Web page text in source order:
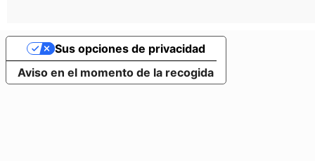
Aviso en el momento de la recogida
Sus opciones de privacidad